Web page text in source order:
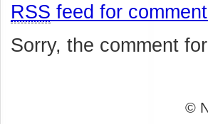
RSS feed for
Sorry, the comment
©